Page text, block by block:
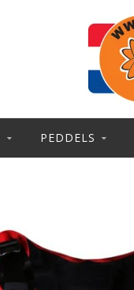
PEDDELS